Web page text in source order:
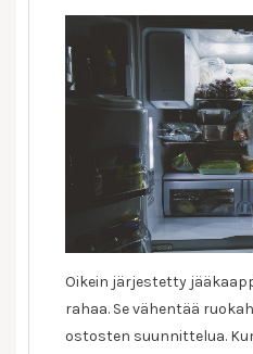
Oikein järjestetty
rahaa. Se vähentää
ostosten suunnittelua.